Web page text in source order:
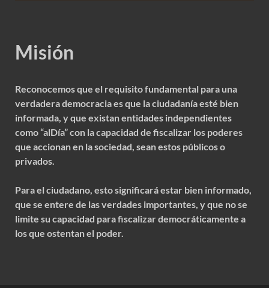
Misión
Reconocemos que el requisito fundamental para una
verdadera democracia es que la ciudadanía esté bien
informada, y que existan entidades independientes
como “alDía” con la capacidad de fiscalizar los poderes
que accionan en la sociedad, sean estos públicos o
privados.
Para el ciudadano, esto significará estar bien informado,
que se entere de las verdades importantes, y que no se
limite su capacidad para fiscalizar democráticamente a
los que ostentan el poder.